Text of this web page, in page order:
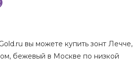
вы можете купить зонт Лечче,
бежевый в Москве по низкой